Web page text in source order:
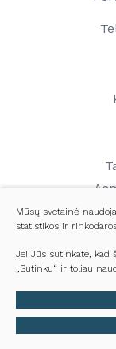
©
Mūsų svetainė
statistikos ir
Jei Jūs sutinkate, kad
„Sutinku“ ir toliau